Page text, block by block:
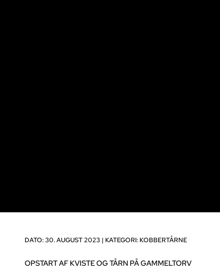
DATO: 30. AUGUST 2023 | KATEGORI: KOBBERTÅRNE
OPSTART AF KVISTE OG TÅRN PÅ GAMMELTORV